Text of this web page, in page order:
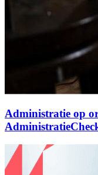
Administratie op